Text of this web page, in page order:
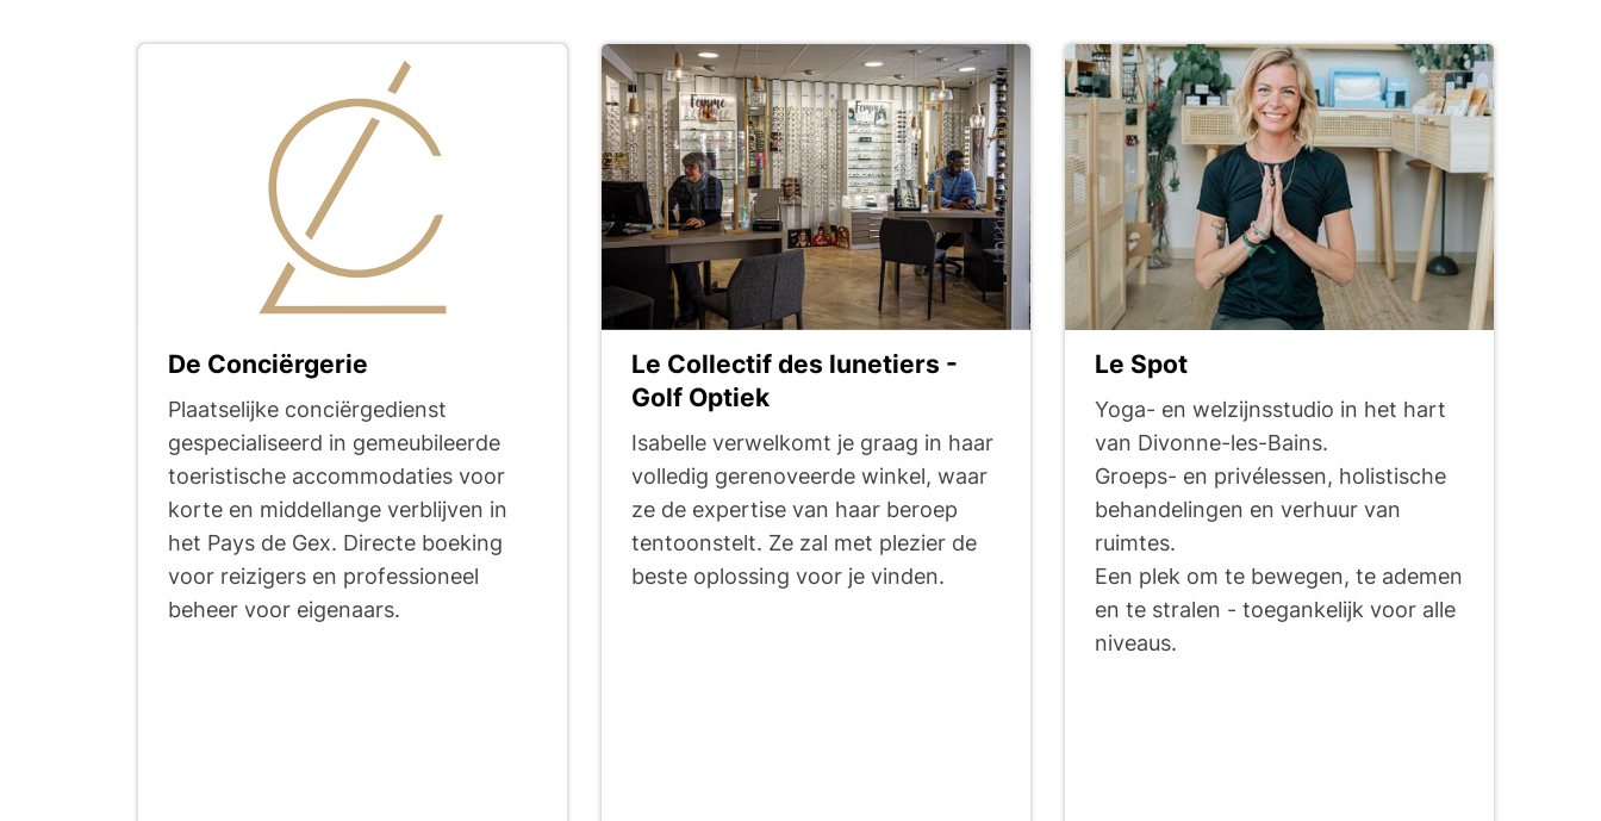
De Conciërgerie
Plaatselijke conciërgedienst
gespecialiseerd in gemeubileerde
toeristische accommodaties voor
korte en middellange verblijven in
het Pays de Gex. Directe boeking
voor reizigers en professioneel
beheer voor eigenaars.
Le Collectif des lunetiers -
Golf Optiek
Isabelle verwelkomt je graag in haar
volledig gerenoveerde winkel, waar
ze de expertise van haar beroep
tentoonstelt. Ze zal met plezier de
beste oplossing voor je vinden.
Le Spot
Yoga- en welzijnsstudio in het hart
van Divonne-les-Bains.
Groeps- en privélessen, holistische
behandelingen en verhuur van
ruimtes.
Een plek om te bewegen, te ademen
en te stralen - toegankelijk voor alle
niveaus.